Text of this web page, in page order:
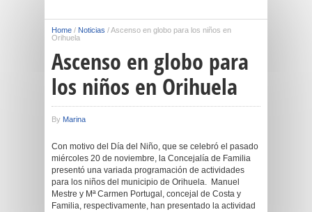
Home / Noticias /Ascenso en globo para los niños en
Orihuela
Ascenso en globo para
los niños en Orihuela
By Marina
Con motivo del Día del Niño, que se celebró el pasado
miércoles 20 de noviembre, la Concejalía de Familia
presentó una variada programación de actividades
para los niños del municipio de Orihuela. Manuel
Mestre y Mª Carmen Portugal, concejal de Costa y
Familia, respectivamente, han presentado la actividad